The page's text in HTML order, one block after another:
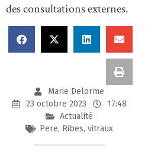
des consultations externes.
Marie Delorme
23 octobre 2023
17:48
Actualité
Pere, Ribes, vitraux